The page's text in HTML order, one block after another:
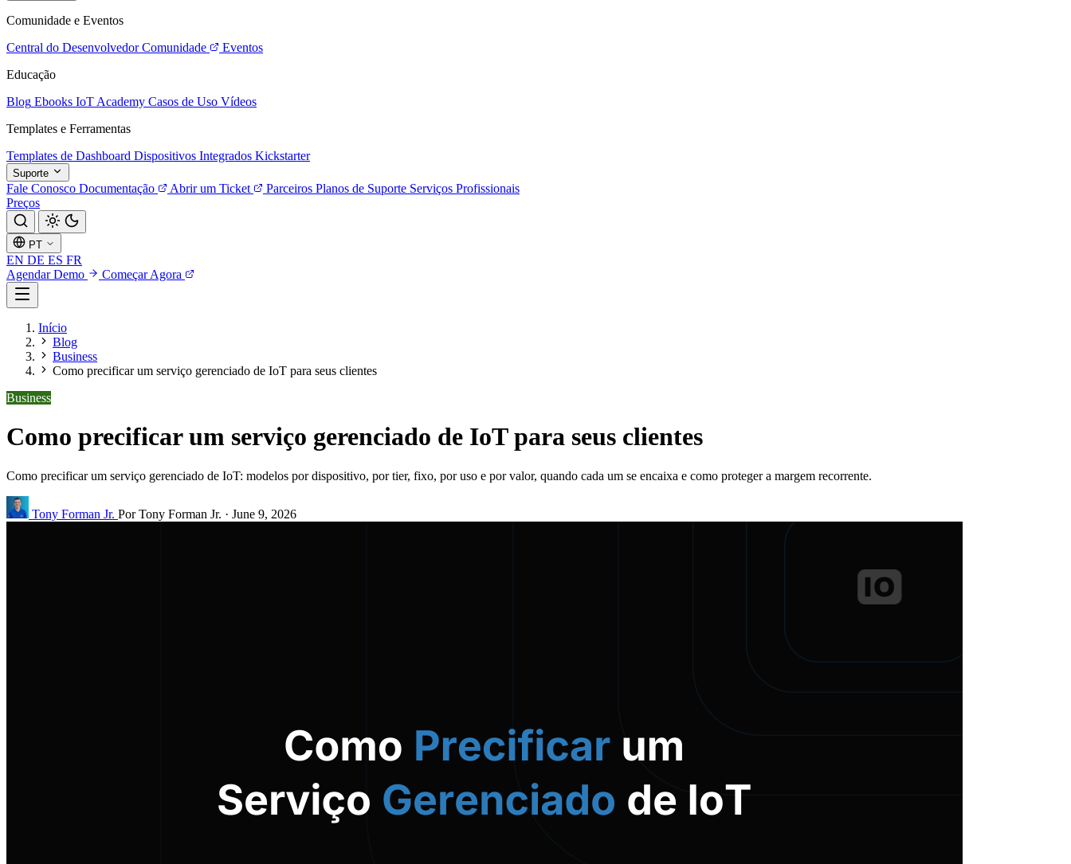
Comunidade e Eventos
Central do Desenvolvedor Comunidade
Eventos
Educação
Blog Ebooks IoT Academy Casos de Uso Vídeos
Templates e Ferramentas
Templates de Dashboard Dispositivos Integrados Kickstarter
Suporte
Fale Conosco Documentação Abrir um Ticket Parceiros Planos de Suporte Serviços Profissionais
Preços
PT
EN DE ES FR
Agendar Demo
Começar Agora
Início
Blog
Business
Como precificar um serviço gerenciado de IoT para seus clientes
Business
Como precificar um serviço gerenciado de IoT para seus clientes
Como precificar um serviço gerenciado de IoT: modelos por dispositivo, por tier, fixo, por uso e por valor, quando cada um se encaixa e como proteger a margem recorrente.
Tony Forman Jr. Por Tony Forman Jr. · June 9, 2026